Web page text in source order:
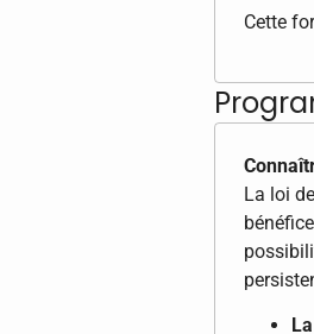
Cette
La loi